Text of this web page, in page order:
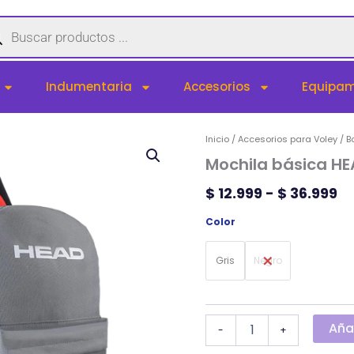
Indumentaria Accesorios
Inicio /Accesorios para Voley /
Mochila básica
$ 12.999 - $ 36.999
Color
Gris Negro
-
Mochila
básica
HEAD
cantidad
+